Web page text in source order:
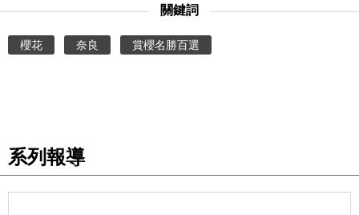
關鍵詞
櫻花 奈良 賞櫻名勝百選
系列報導